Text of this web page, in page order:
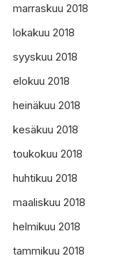
marraskuu 2018
lokakuu 2018
syyskuu 2018
elokuu 2018
heinäkuu 2018
kesäkuu 2018
toukokuu 2018
huhtikuu 2018
maaliskuu 2018
helmikuu 2018
tammikuu 2018